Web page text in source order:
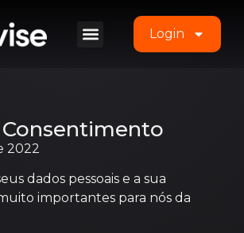
Login
2022
dados pessoais e a sua
importantes para nós da